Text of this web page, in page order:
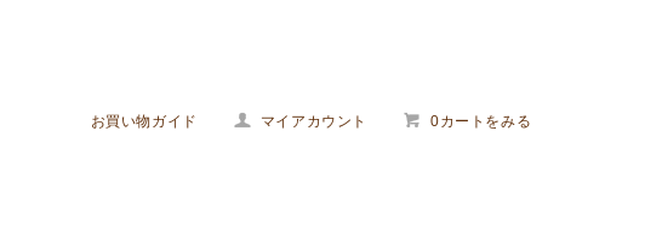
お買い物ガイド マイアカウント 0カートをみる